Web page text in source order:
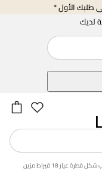
لديك
خاتم برأس مزدوجة ذهب شكل قطرة عيار 18 قيراط مزين